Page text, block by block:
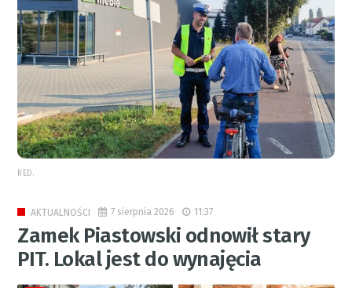
RED.
AKTUALNOŚCI 7 sierpnia 2026 11:37
Zamek Piastowski odnowił stary
PIT. Lokal jest do wynajęcia